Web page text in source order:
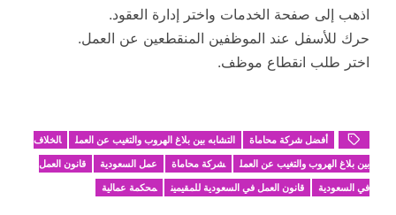
اذهب إلى صفحة الخدمات واختر إدارة العقود.
حرك للأسفل عند الموظفين المنقطعين عن العمل.
اختر طلب انقطاع موظف.
أفضل شركة محاماة التشابه بين بلاغ الهروب والتغيب عن العمل
الخلاف
بين بلاغ الهروب والتغيب عن العمل
شركة محاماة عمل السعودية
قانون العمل
في السعودية
قانون العمل في السعودية للمقيمين محكمة عمالية